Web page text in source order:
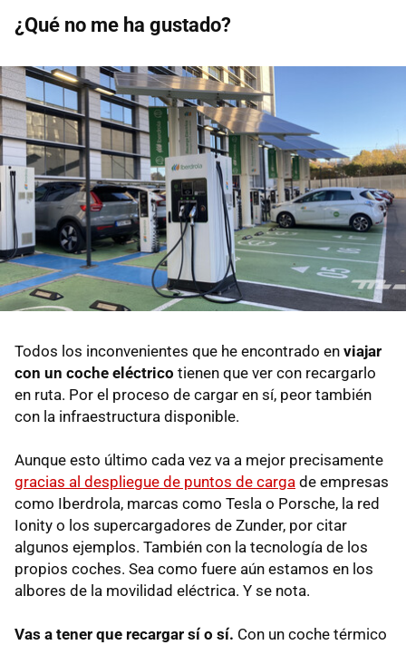
¿Qué no me ha gustado?
Todos los inconvenientes que he encontrado en viajar
con un coche eléctrico tienen que ver con recargarlo
en ruta. Por el proceso de cargar en sí, peor también
con la infraestructura disponible.
Aunque esto último cada vez va a mejor precisamente
gracias al despliegue de puntos de carga de empresas
como Iberdrola, marcas como Tesla o Porsche, la red
Ionity o los supercargadores de Zunder, por citar
algunos ejemplos. También con la tecnología de los
propios coches. Sea como fuere aún estamos en los
albores de la movilidad eléctrica. Y se nota.
Vas a tener que recargar sí o sí. Con un coche térmico